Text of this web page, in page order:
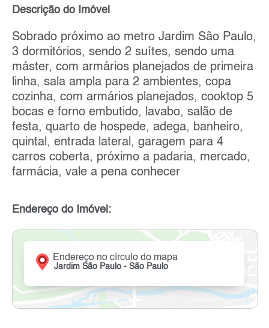
Descrição do Imóvel
Sobrado próximo ao metro Jardim São Paulo,
3 dormitórios, sendo 2 suítes, sendo uma
máster, com armários planejados de primeira
linha, sala ampla para 2 ambientes, copa
cozinha, com armários planejados, cooktop 5
bocas e forno embutido, lavabo, salão de
festa, quarto de hospede, adega, banheiro,
quintal, entrada lateral, garagem para 4
carros coberta, próximo a padaria, mercado,
farmácia, vale a pena conhecer
Endereço do Imóvel:
Endereço no círculo do mapa
Jardim São Paulo - São Paulo